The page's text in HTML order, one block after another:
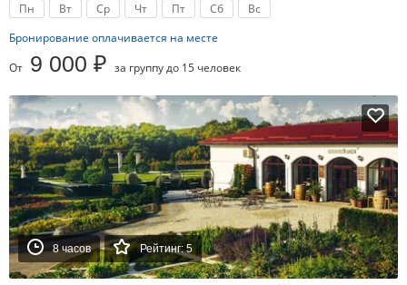
Пн Вт Ср Чт Пт Сб
Вс
Бронирование оплачивается на месте
От 9 000 ₽ за группу до 15 человек
8 часов Рейтинг: 5